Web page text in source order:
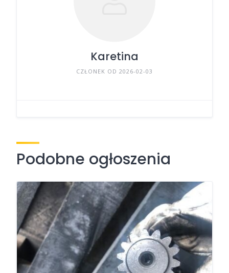
Karetina
CZŁONEK OD 2026-02-03
Podobne ogłoszenia